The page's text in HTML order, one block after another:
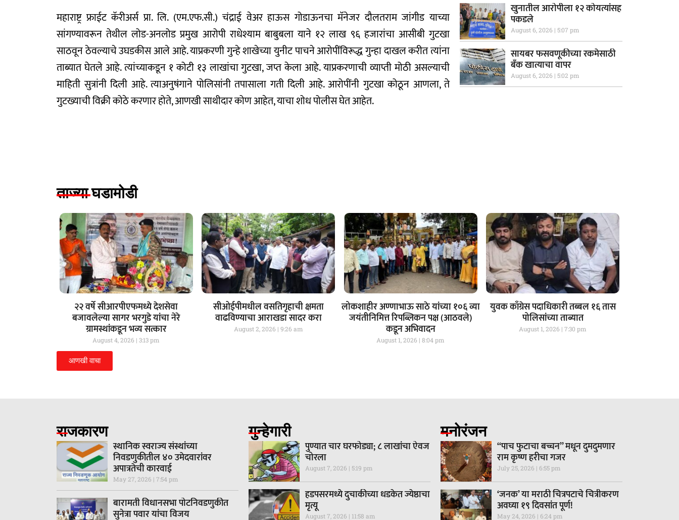
महाराष्ट्र फ्राईट कॅरीअर्स प्रा. लि. (एम.एफ.सी.) चंद्राई वेअर हाऊस गोडाऊनचा मॅनेजर दौलतराम जांगीड याच्या
सांगण्यावरून तेथील लोड-अनलोड प्रमुख आरोपी राधेश्याम बाबुबला याने १२ लाख ९६ हजारांचा आसीबी गुटखा
साठवून ठेवल्याचे उघडकीस आले आहे. याप्रकरणी गुन्हे शाखेच्या युनीट पाचने आरोपींविरूद्ध गुन्हा दाखल करीत त्यांना
ताब्यात घेतले आहे. त्यांच्याकडून १ कोटी १३ लाखांचा गुटखा, जप्त केला आहे. याप्रकरणाची व्याप्ती मोठी असल्याची
माहिती सुत्रांनी दिली आहे. त्याअनुषंगाने पोलिसांनी तपासाला गती दिली आहे. आरोपींनी गुटखा कोठून आणला, ते
गुटख्याची विक्री कोठे करणार होते, आणखी साथीदार कोण आहेत, याचा शोध पोलीस घेत आहेत.
खुनातील आरोपीला १२ कोयत्यांसह
पकडले
August 6, 2026 5:07 pm
सायबर फसवणूकीच्या रकमेसाठी
बँक खात्याचा वापर
August 6, 2026 5:02 pm
ताज्या घडामोडी
२२ वर्षे सीआरपीएफमध्ये देशसेवा
बजावलेल्या सागर भरगुडे यांचा नेरे
ग्रामस्थांकडून भव्य सत्कार
August 4, 2026 3:13 pm
सीओईपीमधील वसतिगृहाची क्षमता
वाढविण्याचा आराखडा सादर करा
August 2, 2026 9:26 am
लोकशाहीर अण्णाभाऊ साठे यांच्या १०६ व्या
जयंतीनिमित्त रिपब्लिकन पक्ष (आठवले)
कडून अभिवादन
August 1, 2026 8:04 pm
युवक काँग्रेस पदाधिकारी तब्बल १६ तास
पोलिसांच्या ताब्यात
August 1, 2026 7:30 pm
आणखी वाचा
राजकारण
स्थानिक स्वराज्य संस्थांच्या
निवडणुकीतील ४० उमेदवारांवर
अपात्रतेची कारवाई
May 27, 2026 7:54 pm
बारामती विधानसभा पोटनिवडणुकीत
सुनेत्रा पवार यांचा विजय
गुन्हेगारी
पुण्यात चार घरफोड्या; ८ लाखांचा ऐवज
चोरला
August 7, 2026 5:19 pm
हडपसरमध्ये दुचाकीच्या धडकेत ज्येष्ठाचा
मृत्यू
August 7, 2026 11:58 am
मनोरंजन
“पाच फुटाचा बच्चन” मधून दुमदुमणार
राम कृष्ण हरीचा गजर
July 25, 2026 6:55 pm
‘जनक’ या मराठी चित्रपटाचे चित्रीकरण
अवघ्या १९ दिवसांत पूर्ण!
May 24, 2026 6:24 pm